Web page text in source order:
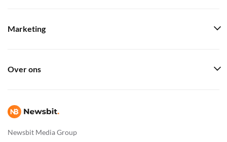
Newsbit Media Group
Marketing
Over ons